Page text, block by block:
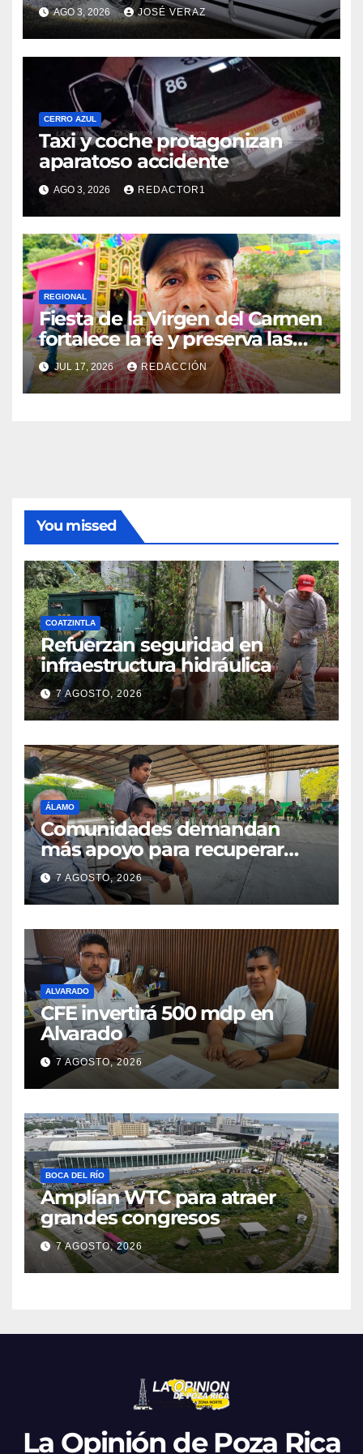
AGO 3, 2026 JOSÉ VERAZ
CERRO AZUL
Taxi y coche protagonizan
aparatoso accidente
AGO 3, 2026 REDACTOR1
REGIONAL
Fiesta de la Virgen del Carmen
fortalece la fe y preserva las
tradiciones en El Esquilón
JUL 17, 2026 REDACCIÓN
You missed
COATZINTLA
Refuerzan seguridad en
infraestructura hidráulica
7 AGOSTO, 2026
ÁLAMO
Comunidades demandan
más apoyo para recuperar
parcelas
7 AGOSTO, 2026
ALVARADO
CFE invertirá 500 mdp en
Alvarado
7 AGOSTO, 2026
BOCA DEL RÍO
Amplían WTC para atraer
grandes congresos
7 AGOSTO, 2026
La Opinión de Poza Rica